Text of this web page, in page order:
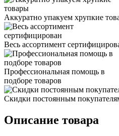
Аккуратно упакуем хрупкие
Весь ассортимент
Профессиональная помощь в
подборе товаров
Скидки постоянным
Описание товара